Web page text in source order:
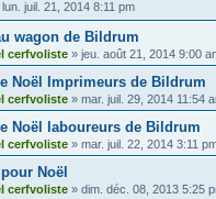
lun. juil. 21, 2014 8:11 pm
wagon de Bildrum
cerfvoliste » jeu. août 21, 2014 9:00
Noël Imprimeurs de Bildrum
cerfvoliste » mar. juil. 29, 2014 11:54
Noël laboureurs de Bildrum
cerfvoliste » mar. juil. 22, 2014 3:11
Noël
cerfvoliste » dim. déc. 08, 2013 5:25